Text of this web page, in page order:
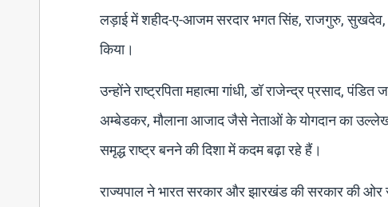
लड़ाई में शहीद-ए-आजम सरदार भगत सिंह, राजगुरु,
किया।
उन्होंने राष्ट्रपिता महात्मा गांधी, डॉ राजेन्द्र प्रसाद,
अम्बेडकर, मौलाना आजाद जैसे नेताओं के योगदान का
समृद्ध राष्ट्र बनने की दिशा में कदम बढ़ा रहे हैं।
राज्यपाल ने भारत सरकार और झारखंड की सरकार की ओर